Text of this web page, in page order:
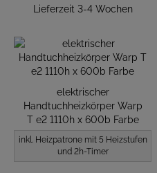
Lieferzeit 3-4 Wochen
elektrischer
Handtuchheizkörper Warp
T e2 1110h x 600b Farbe
inkl. Heizpatrone mit 5 Heizstufen
und 2h-Timer